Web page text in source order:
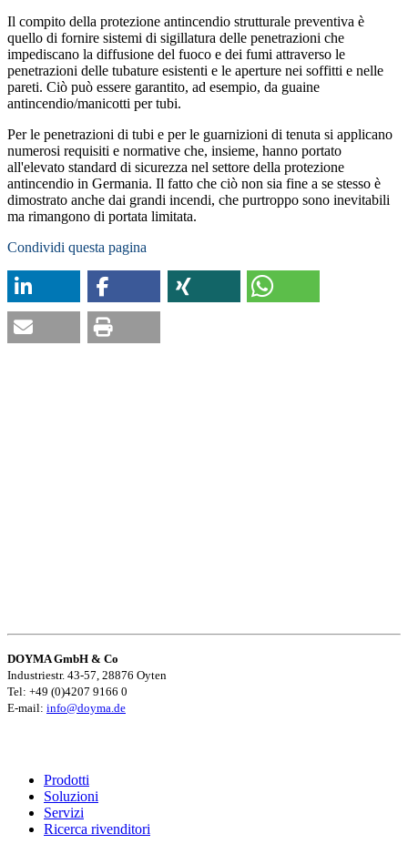
Il compito della protezione antincendio strutturale preventiva è
quello di fornire sistemi di sigillatura delle penetrazioni che
impediscano la diffusione del fuoco e dei fumi attraverso le
penetrazioni delle tubature esistenti e le aperture nei soffitti e nelle
pareti. Ciò può essere garantito, ad esempio, da guaine
antincendio/manicotti per tubi.
Per le penetrazioni di tubi e per le guarnizioni di tenuta si applicano
numerosi requisiti e normative che, insieme, hanno portato
all'elevato standard di sicurezza nel settore della protezione
antincendio in Germania. Il fatto che ciò non sia fine a se stesso è
dimostrato anche dai grandi incendi, che purtroppo sono inevitabili
ma rimangono di portata limitata.
Condividi questa pagina
DOYMA GmbH & Co
Industriestr. 43-57, 28876 Oyten
Tel: +49 (0)4207 9166 0
E-mail: info@doyma.de
Prodotti
Soluzioni
Servizi
Ricerca rivenditori